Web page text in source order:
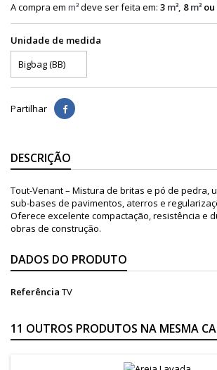
A compra em m³deve ser feita em: 3 m³, 8m³ ou
Unidade de medida
Partilhar
DESCRIÇÃO
Tout-Venant – Mistura de britas e pó de pedra,
sub-bases de pavimentos, aterros e
Oferece excelente compactação, resistência e
obras de construção.
DADOS DO PRODUTO
Referência TV
11 OUTROS PRODUTOS NA MESMA